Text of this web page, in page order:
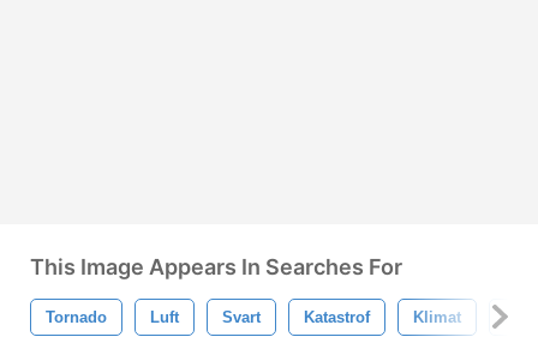
This Image Appears In Searches For
Tornado Luft Svart Katastrof Klimat